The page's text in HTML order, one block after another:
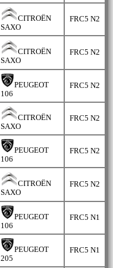
CITROËN
SAXO
FRC5 N2
CITROËN
SAXO
FRC5 N2
PEUGEOT
106
FRC5 N2
CITROËN
SAXO
FRC5 N2
PEUGEOT
106
FRC5 N2
CITROËN
SAXO
FRC5 N2
PEUGEOT
106
FRC5 N1
PEUGEOT
205
FRC5 N1